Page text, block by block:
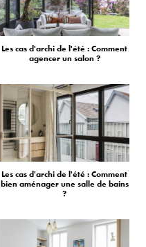
Les cas d'archi de l'été : Comment
agencer un salon ?
Les cas d'archi de l'été : Comment
bien aménager une salle de bains
?